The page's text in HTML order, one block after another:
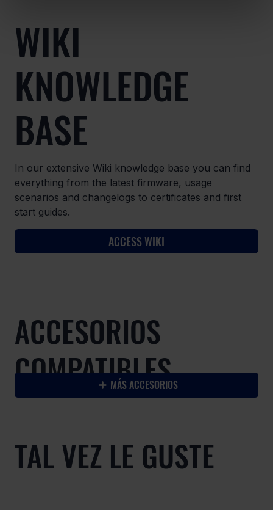
WIKI
KNOWLEDGE
BASE
In our extensive Wiki knowledge base you can find
everything from the latest firmware, usage
scenarios and changelogs to certificates and first
start guides.
ACCESS WIKI
ACCESORIOS
COMPATIBLES
MÁS ACCESORIOS
TAL VEZ LE GUSTE